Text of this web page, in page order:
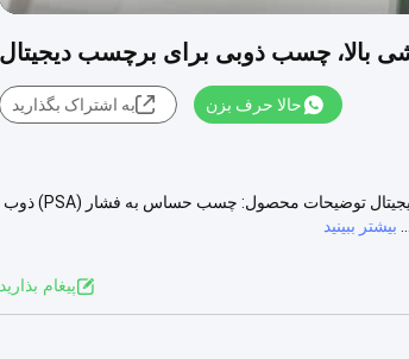
حالا حرف بزن به اشتراک بگذارید
چسب PSA با مقاومت حرارتی خوب و استحکام برشی بالا، چسب ذوب داغ برای برچسب دیجیتال توضیحات محصول: چسب حساس به فشار (PSA) ذوب
بیشتر ببینید
پيغام بذاريد